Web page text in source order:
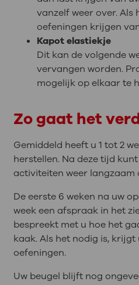
vanzelf weer over. Als
oefeningen krijgen
Kapot elastiekje
Dit kan de volgende
vervangen worden.
mogelijk op elkaar te
Zo gaat het
Gemiddeld heeft u 1 tot 2
herstellen. Na deze tijd
activiteiten weer langzaam
De eerste 6 weken na uw
week een afspraak in het
bespreekt met u hoe het
kaak. Als het nodig is,
oefeningen.
Uw beugel blijft nog